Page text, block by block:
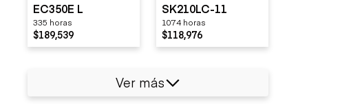
EC350E L
335 horas
$189,539
SK210LC-11
1074 horas
$118,976
Ver más